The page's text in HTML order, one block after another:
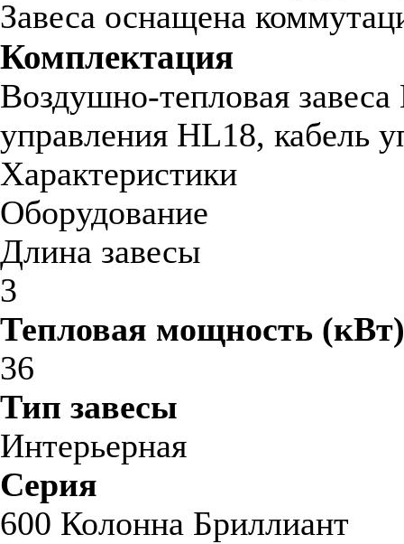
Завеса оснащена
Комплектация
Воздушно-тепловая
управления HL18, кабель
Характеристики
Оборудование
Длина завесы
3
Тепловая мощность (кВт)
36
Тип завесы
Интерьерная
Серия
600 Колонна Бриллиант